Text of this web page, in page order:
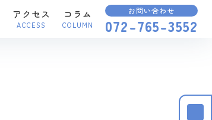
アクセス
ACCESS
コラム
COLUMN
お問い合わせ
072-765-3552